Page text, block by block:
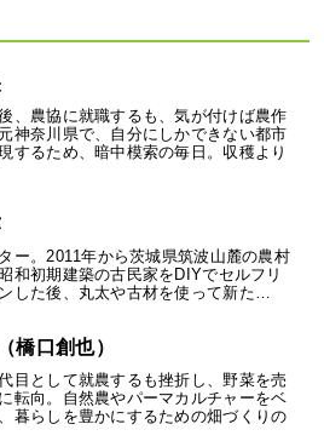
、農協に就職するも、気が付けば農作
神奈川県で、自分にしかできない都市
するため、暗中模索の毎日。収穫より
ー。2011年から茨城県筑波山麓の農村
和初期建築の古民家をDIYでセルフリ
した後、丸太や古材を使って新た…
橋口創也）
目として就農するも挫折し、野菜を売
転向。自然農やパーマカルチャーをベ
暮らしを豊かにするための畑づくりの